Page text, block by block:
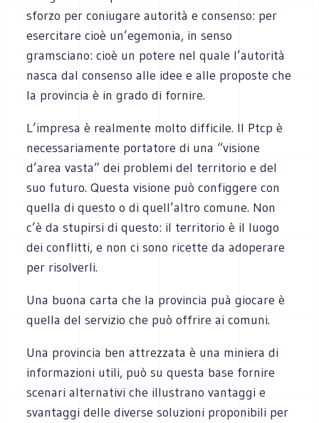
sforzo per coniugare autorità e consenso: per
esercitare cioè un’egemonia, in senso
gramsciano: cioè un potere nel quale l’autorità
nasca dal consenso alle idee e alle proposte che
la provincia è in grado di fornire.
L’impresa è realmente molto difficile. Il Ptcp è
necessariamente portatore di una “visione
d’area vasta” dei problemi del territorio e del
suo futuro. Questa visione può configgere con
quella di questo o di quell’altro comune. Non
c’è da stupirsi di questo: il territorio è il luogo
dei conflitti, e non ci sono ricette da adoperare
per risolverli.
Una buona carta che la provincia puà giocare è
quella del servizio che può offrire ai comuni.
Una provincia ben attrezzata è una miniera di
informazioni utili, può su questa base fornire
scenari alternativi che illustrano vantaggi e
svantaggi delle diverse soluzioni proponibili per